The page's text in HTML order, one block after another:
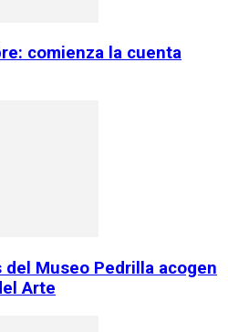
comienza la cuenta
del Museo Pedrilla acogen
Arte